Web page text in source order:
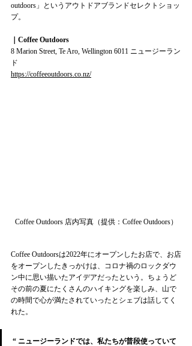
outdoors」というアウトドアブランドセレクトショッ
プ。
｜Coffee Outdoors
8 Marion Street, Te Aro, Wellington 6011 ニュージーラン
ド
https://coffeeoutdoors.co.nz/
Coffee Outdoors 店内写真（提供：Coffee Outdoors）
Coffee Outdoorsは2022年にオープンしたお店で、お店
をオープンしたきっかけは、コロナ禍のロックダウ
ン中に思い描いたアイデアだったという。ちょうど
その前の夏にたくさんのハイキングを楽しみ、山で
の時間で心が満たされていったとシェブは話してく
れた。
“ ニュージーランドでは、私たちが普段使っていて